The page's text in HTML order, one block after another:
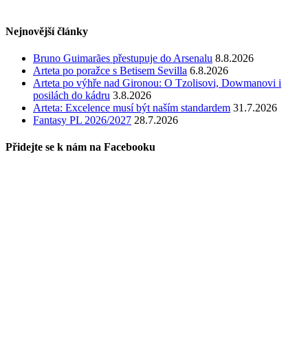
Nejnovější články
Bruno Guimarães přestupuje do Arsenalu 8.8.2026
Arteta po poražce s Betisem Sevilla 6.8.2026
Arteta po výhře nad Gironou: O Tzolisovi, Dowmanovi i
posilách do kádru 3.8.2026
Arteta: Excelence musí být naším standardem 31.7.2026
Fantasy PL 2026/2027 28.7.2026
Přidejte se k nám na Facebooku